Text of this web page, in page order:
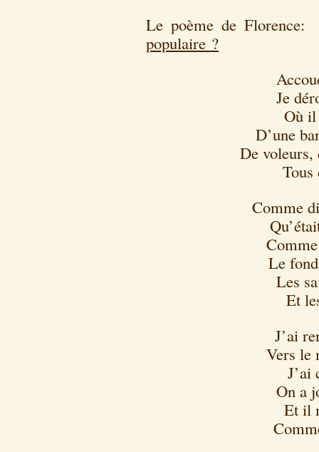
Le poème de
populaire ?
Je
Où il
D’une
De voleurs,
Tous
Comme
Le
Les
Et
J’ai
Vers le
J’ai
On a
Et il